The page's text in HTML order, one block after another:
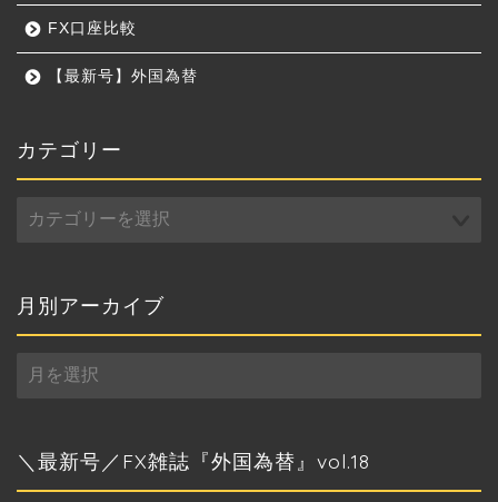
FX口座比較
【最新号】外国為替
カテゴリー
テ
ー
月別アーカイブ
月
別
カ
＼最新号／FX雑誌『外国為替』vol.18